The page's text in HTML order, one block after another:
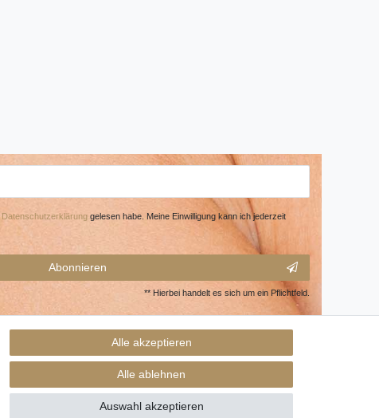
Alle akzeptieren
Alle ablehnen
Auswahl akzeptieren
Daten­schutz­erklärunggelesen habe. Meine Einwilligung kann ich jederzeit
Abonnieren
** Hierbei handelt es sich um ein Pflichtfeld.